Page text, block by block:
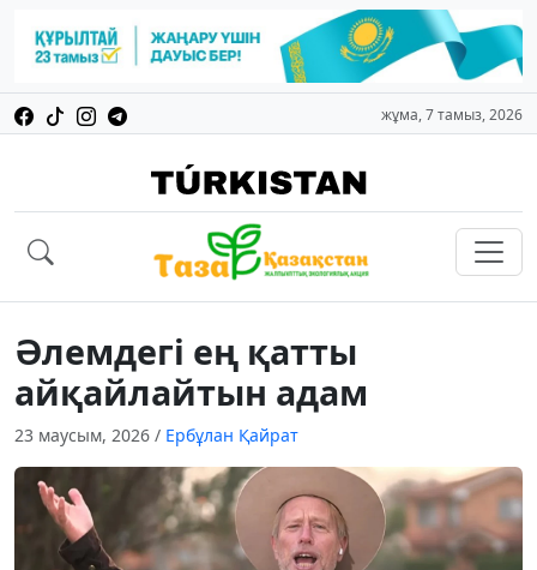
жұма, 7 тамыз, 2026
Әлемдегі ең қатты
айқайлайтын адам
23 маусым, 2026 / Ербұлан Қайрат